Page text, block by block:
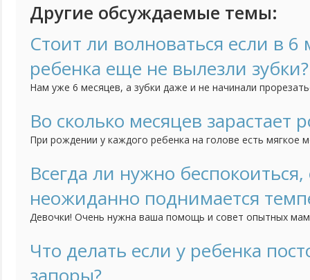
Другие обсуждаемые темы:
Стоит ли волноваться если в 6
ребенка еще не вылезли зубки?
Нам уже 6 месяцев, а зубки даже и не начинали
Во сколько месяцев зарастает
При рождении у каждого ребенка на голове есть мягкое
например зубки режутся или садятся на попу каждый в
начинать волноваться, что родничок все ни как не
Всегда ли нужно
неожиданно поднимается
Девочки! Очень нужна ваша помощь и совет опытных
есть не к кому вообще обратиться за помощью. На днях
среди бела дня поднялась температура. Мы даже и на
Почему...
Что делать если у ребенка